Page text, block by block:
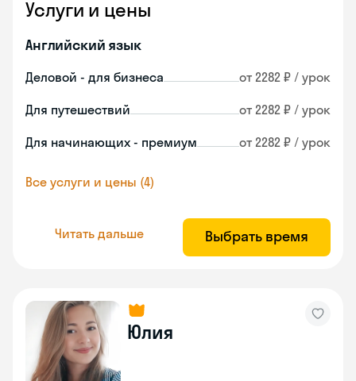
Услуги и цены
Английский язык
Деловой - для бизнеса от 2282 ₽ / урок
Для путешествий от 2282 ₽ / урок
Для начинающих - премиум от 2282 ₽ / урок
Все услуги и цены (4)
Читать дальше Выбрать время
Юлия